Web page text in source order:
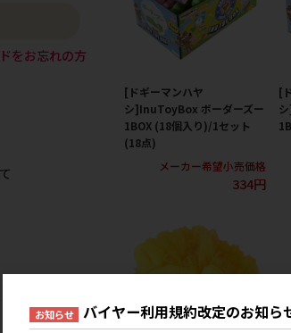
[ドギーマンハヤ
シ]InuToyBox ボーダーズー
1BOX (18個入り)/1セット
(18点)
メーカー希望小売価格
334円
[
をお忘れの方
お知らせ バイヤー利用規約改定のお知ら